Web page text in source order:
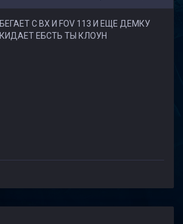
БЕГАЕТ С ВХ И FOV 113 И ЕЩЕ ДЕМКУ
КИДАЕТ ЕБСТЬ ТЫ КЛОУН